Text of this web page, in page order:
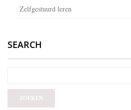
Zelfgestuurd leren
SEARCH